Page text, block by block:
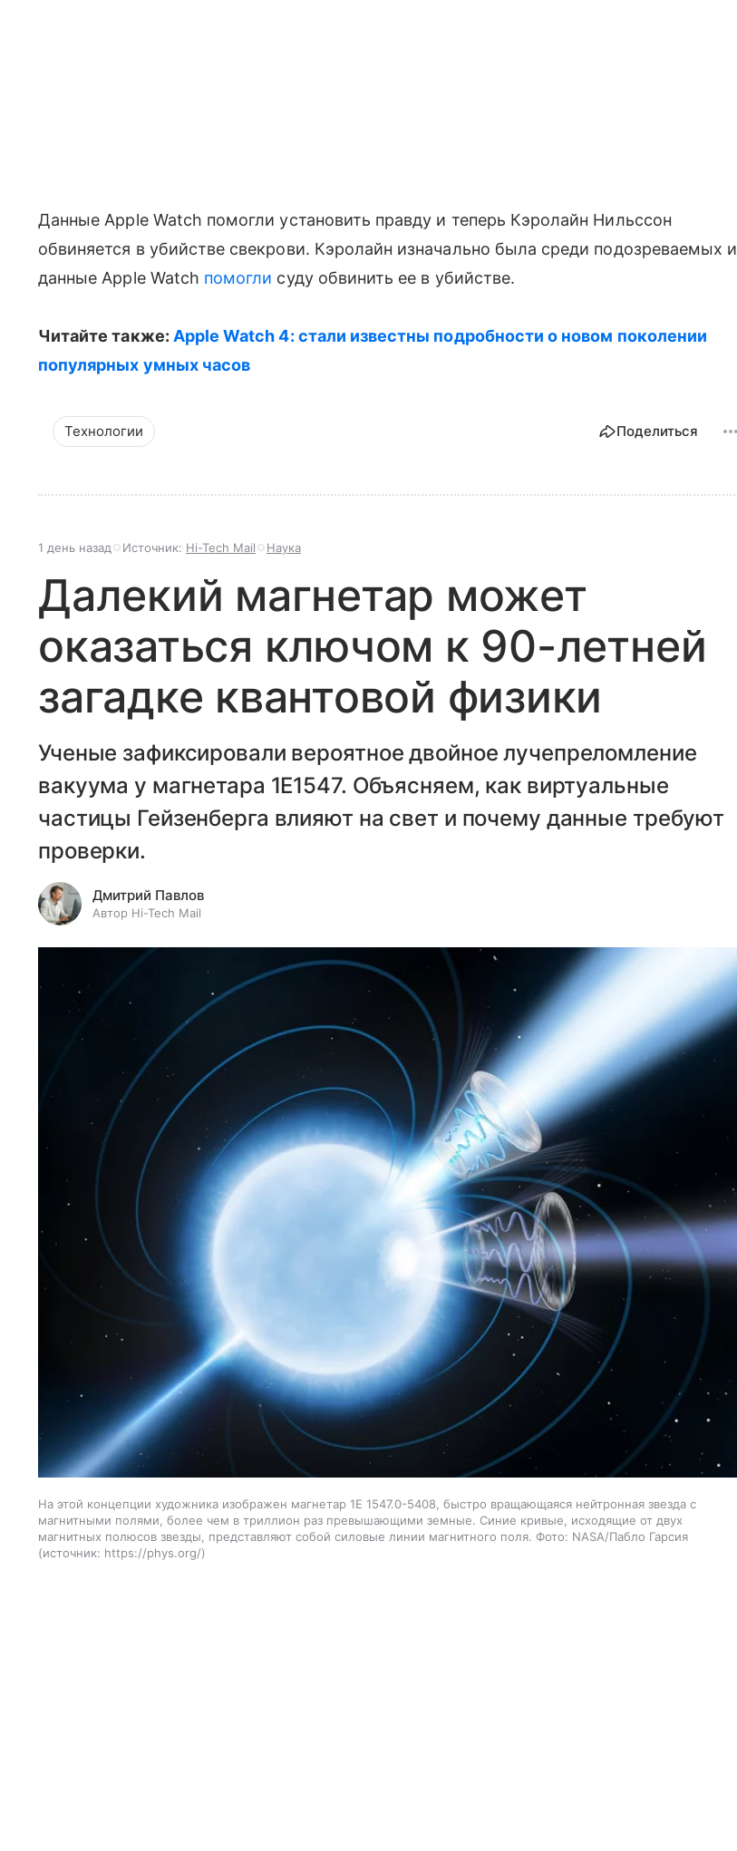
Данные Apple Watch помогли установить правду и теперь Кэролайн Нильссон
обвиняется в убийстве свекрови. Кэролайн изначально была среди подозреваемых и
данные Apple Watch помогли суду обвинить ее в убийстве.
Читайте также: Apple Watch 4: стали известны подробности о новом поколении
популярных умных часов
Технологии Поделиться
1 день назад Источник: Hi-Tech Mail Наука
Далекий магнетар может
оказаться ключом к 90-летней
загадке квантовой физики
Ученые зафиксировали вероятное двойное лучепреломление
вакуума у магнетара 1E1547. Объясняем, как виртуальные
частицы Гейзенберга влияют на свет и почему данные требуют
проверки.
Дмитрий Павлов
Автор Hi-Tech Mail
На этой концепции художника изображен магнетар 1E 1547.0-5408, быстро вращающаяся нейтронная звезда с
магнитными полями, более чем в триллион раз превышающими земные. Синие кривые, исходящие от двух
магнитных полюсов звезды, представляют собой силовые линии магнитного поля. Фото: NASA/Пабло Гарсия
источник: https://phys.org/